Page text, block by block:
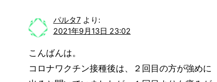
パルタ7 より:
2021年9月13日 23:02
こんばんは。
コロナワクチン接種後は、２回目の方が強めに